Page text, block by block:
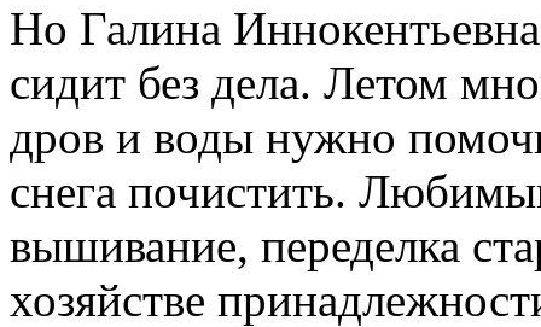
Но Галина
сидит без дела. Летом
дров и воды нужно
снега почистить.
вышивание, переделка
хозяйстве